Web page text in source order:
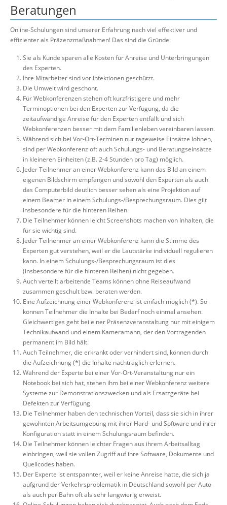
Beratungen
Online-Schulungen sind unserer Erfahrung nach viel effektiver und
effizienter als Präzenzmaßnahmen! Das sind die Gründe:
Sie als Kunde sparen alle Kosten für Anreise und Unterbringungen
des Experten.
Ihre Mitarbeiter sind vor Infektionen geschützt.
Die Umwelt wird geschont.
Für Webkonferenzen stehen oft kurzfristigere und mehr
Terminoptionen bei den Experten zur Verfügung, da die
zeitaufwändige Anreise für den Experten entfällt und sich
Webkonferenzen besser mit dem Familienleben vereinbaren lassen.
Während sich bei Vor-Ort-Terminen nur tageweise Einsätze lohnen,
sind per Webkonferenz oft auch Schulungs- und Beratungseinsätze
in kleineren Einheiten (z.B. 2-4 Stunden pro Tag) möglich.
Jeder Teilnehmer an einer Webkonferenz kann das Bild an einem
eigenen Bildschirm empfangen und sowohl den Experten als auch
das Computerbild deutlich besser sehen als eine Projektion auf
einem Beamer in einem Schulungs-/Besprechungsraum. Dies gilt
insbesondere für die hinteren Reihen.
Die Teilnehmer können leicht Screenshots machen von Inhalten, die
für sie wichtig sind.
Jeder Teilnehmer an einer Webkonferenz kann die Stimme des
Experten gut verstehen, weil er die Lautstärke individuell regulieren
kann. In einem Schulungs-/Besprechungsraum ist dies
(insbesondere für die hinteren Reihen) nicht gegeben.
Auch verteilt arbeitende Teams können ohne Reiseaufwand
zusammen geschult bzw. beraten werden.
Eine Aufzeichnung einer Webkonferenz ist einfach möglich (*). So
können Teilnehmer die Inhalte bei Bedarf noch einmal ansehen.
Gleichwertiges geht bei einer Präsenzveranstaltung nur mit einigem
Technikaufwand und einem Kameramann, der den Vortragenden
permanent im Bild hält.
Auch Teilnehmer, die erkrankt oder verhindert sind, können durch
die Aufzeichnung (*) die Inhalte nachträglich erlernen.
Während der Experte bei einer Vor-Ort-Veranstaltung nur ein
Notebook bei sich hat, stehen ihm bei einer Webkonferenz weitere
Systeme zur Demonstrationszwecken und als Ersatzgeräte bei
Defekten zur Verfügung.
Die Teilnehmer haben den technischen Vorteil, dass sie sich in ihrer
gewohnten Arbeitsumgebung mit ihrer Hard- und Software und ihrer
Konfiguration statt in einem Schulungsraum befinden.
Die Teilnehmer können leichter Fragen aus ihrem Arbeitsalltag
einbringen, weil sie vollen Zugriff auf ihre Software, Dokumente und
Quellcodes haben.
Der Experte ist entspannter, weil er keine Anreise hatte, die sich ja
aufgrund der Verkehrsproblematik in Deutschland sowohl per Auto
als auch per Bahn oft als sehr langwierig erweist.